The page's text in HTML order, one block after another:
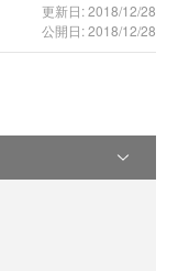
更新日: 2018/12/28
公開日: 2018/12/28